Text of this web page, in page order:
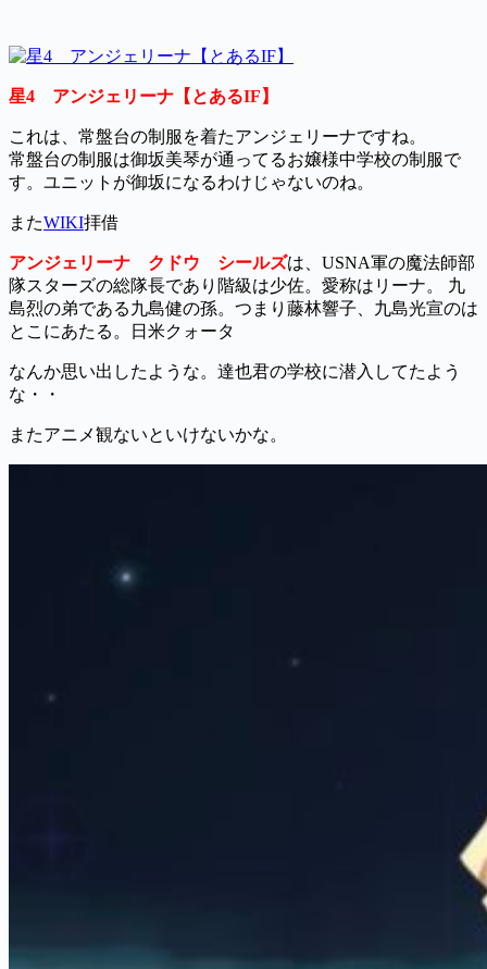
星4 アンジェリーナ【とあるIF】
これは、常盤台の制服を着たアンジェリーナですね。
常盤台の制服は御坂美琴が通ってるお嬢様中学校の制服で
す。ユニットが御坂になるわけじゃないのね。
またWIKI拝借
アンジェリーナ゠クドウ゠シールズは、USNA軍の魔法師部
隊スターズの総隊長であり階級は少佐。愛称はリーナ。 九
島烈の弟である九島健の孫。つまり藤林響子、九島光宣のは
とこにあたる。日米クォータ
なんか思い出したような。達也君の学校に潜入してたよう
な・・
またアニメ観ないといけないかな。